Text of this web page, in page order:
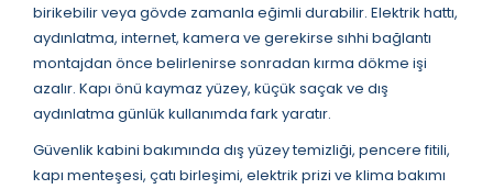
birikebilir veya gövde zamanla eğimli durabilir. Elektrik hattı,
aydınlatma, internet, kamera ve gerekirse sıhhi bağlantı
montajdan önce belirlenirse sonradan kırma dökme işi
azalır. Kapı önü kaymaz yüzey, küçük saçak ve dış
aydınlatma günlük kullanımda fark yaratır.
Güvenlik kabini bakımında dış yüzey temizliği, pencere fitili,
kapı menteşesi, çatı birleşimi, elektrik prizi ve klima bakımı